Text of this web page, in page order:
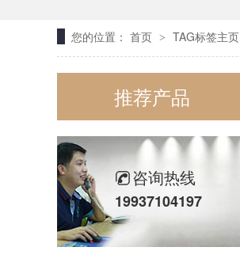
您的位置： 首页 > TAG标签主页
推荐产品
咨询热线
19937104197